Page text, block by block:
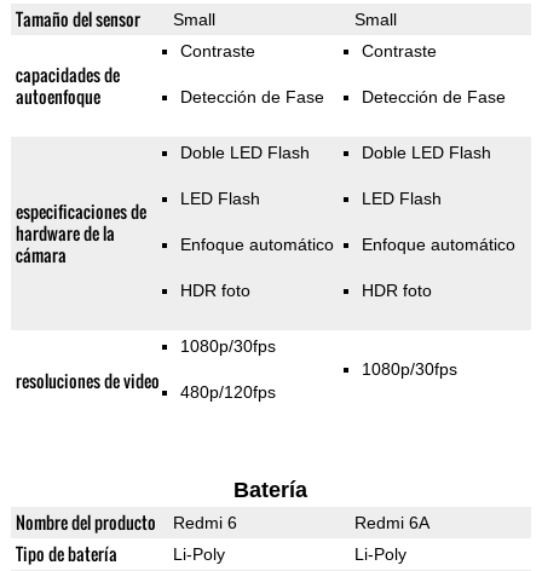
Tamaño del sensor Small Small
capacidades de
autoenfoque
Contraste
Detección de Fase
Contraste
Detección de Fase
especificaciones de
hardware de la
cámara
Doble LED Flash
LED Flash
Enfoque automático
HDR foto
Doble LED Flash
LED Flash
Enfoque automático
HDR foto
resoluciones de video
1080p/30fps
480p/120fps
1080p/30fps
Batería
Nombre del producto Redmi 6 Redmi 6A
Tipo de batería Li-Poly Li-Poly